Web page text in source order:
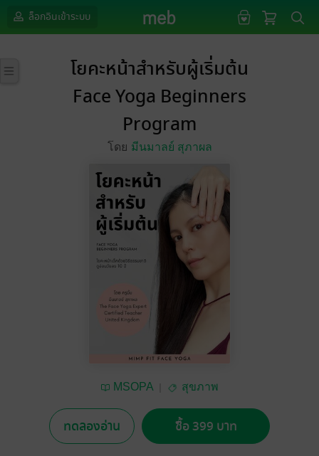
ล็อกอินเข้าระบบ
โยคะหน้าสำหรับผู้เริ่มต้น
Face Yoga Beginners
Program
โดย มีนมาลย์ สุภาผล
MSOPA สุขภาพ
ทดลองอ่าน ซื้อ 399 บาท